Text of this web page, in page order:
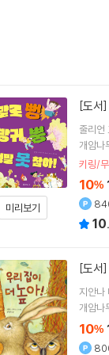
미리보기
[도서]
줄리언
개암나
키링/
10%
[도서]
지안나
개암나
10%